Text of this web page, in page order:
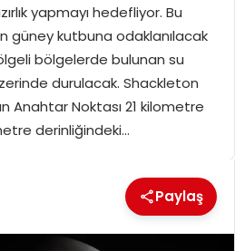
yapmayı hedefliyor. Bu
güney kutbuna odaklanılacak
bölgelerde bulunan su
durulacak. Shackleton
Anahtar Noktası 21 kilometre
derinliğindeki…
Paylaş